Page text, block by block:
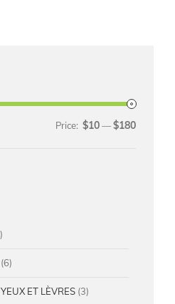
Price: $10—$180
(6)
ET LÈVRES (3)